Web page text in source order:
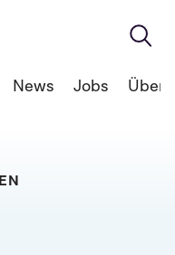
News Jobs Über